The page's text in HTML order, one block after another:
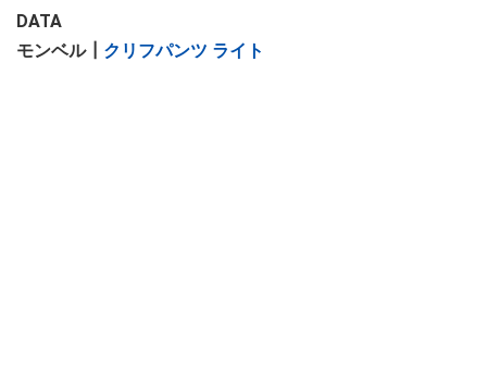
DATA
モンベル┃ クリフパンツ ライト